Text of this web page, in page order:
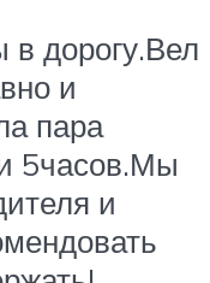
в дорогу.Вел
и
пара
5часов.Мы
и